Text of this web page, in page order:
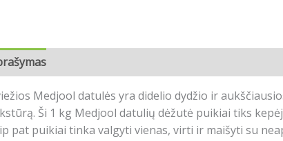
Medjool datulės yra didelio dydžio ir
Ši 1 kg Medjool datulių dėžutė puikiai tiks
pat puikiai tinka valgyti vienas, virti ir maišyti su